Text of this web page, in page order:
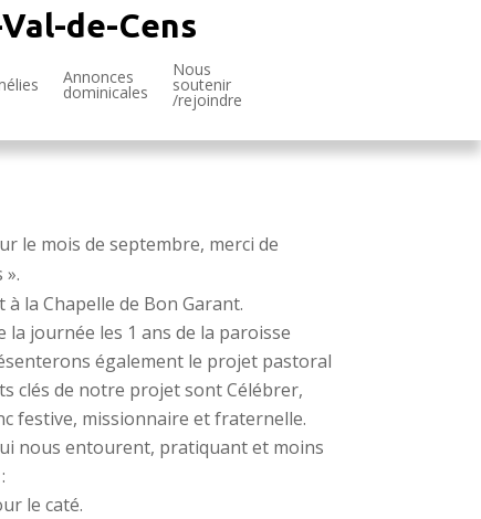
de-Cens
Annonces
dominicales
Nous
soutenir
/rejoindre
le mois de septembre, merci de
la Chapelle de Bon Garant.
journée les 1 ans de la paroisse
également le projet pastoral
clés de notre projet sont Célébrer,
festive, missionnaire et fraternelle.
nous entourent, pratiquant et moins
le caté.